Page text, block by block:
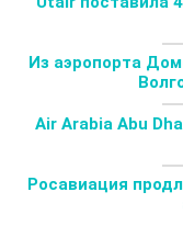
Из аэропорта
Air Arabia Abu
Росавиация